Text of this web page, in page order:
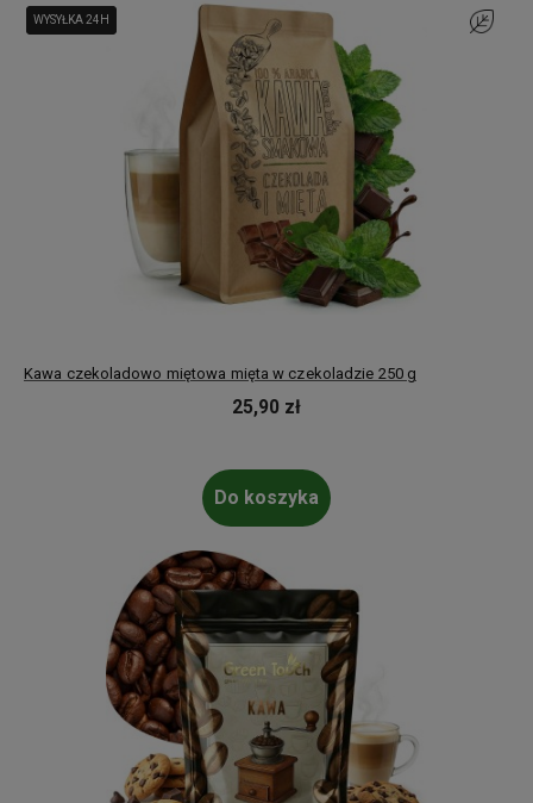
WYSYŁKA 24H
WYSYŁKA 24H
Kawa czekoladowo miętowa mięta w czekoladzie 250 g
25,90 zł
Do koszyka
Do